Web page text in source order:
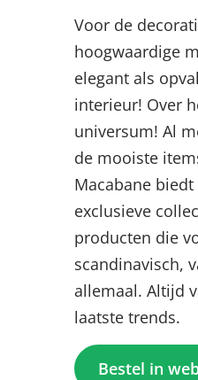
Menu sluiten
Menu sluiten
Menu sluiten
Menu sluiten
Menu sluiten
Voor de
hoogwaardige
elegant als
interieur! Over
universum! Al
de mooiste
Macabane
exclusieve
producten die
scandinavisch,
allemaal. Altijd
laatste trends.
Bestel in